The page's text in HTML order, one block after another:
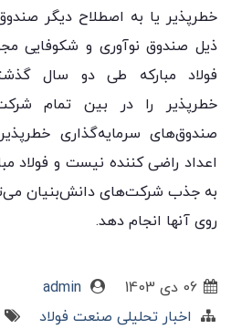
خطرپذیر یا به اصطلاح دیگر
ذیل صندوق نوآوری و شکوفایی
فولاد مبارکه طی دو سال
خطرپذیر را در بین تمام
صندوق‌های سرمایه‌گذاری
اعداد راضی کننده نیست و فولاد
به جذب شرکت‌های دانش‌بنیان
روی آنها انجام دهد.
admin
اخبار تحلیلی صنعت فولاد